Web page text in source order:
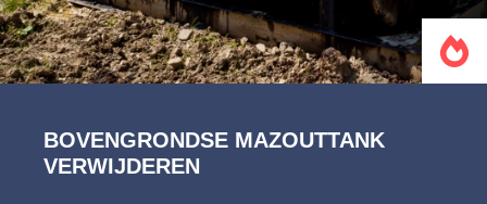
BOVENGRONDSE MAZOUTTANK
VERWIJDEREN